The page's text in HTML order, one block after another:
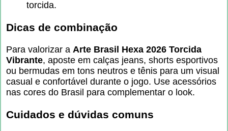
torcida.
Dicas de combinação
Para valorizar a Arte Brasil Hexa 2026 Torcida
Vibrante, aposte em calças jeans, shorts esportivos
ou bermudas em tons neutros e tênis para um visual
casual e confortável durante o jogo. Use acessórios
nas cores do Brasil para complementar o look.
Cuidados e dúvidas comuns